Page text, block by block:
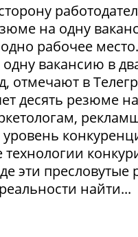
на одну
рабочее
вакансию в
отмечают в
десять резюме
эти пресловутые
найти...